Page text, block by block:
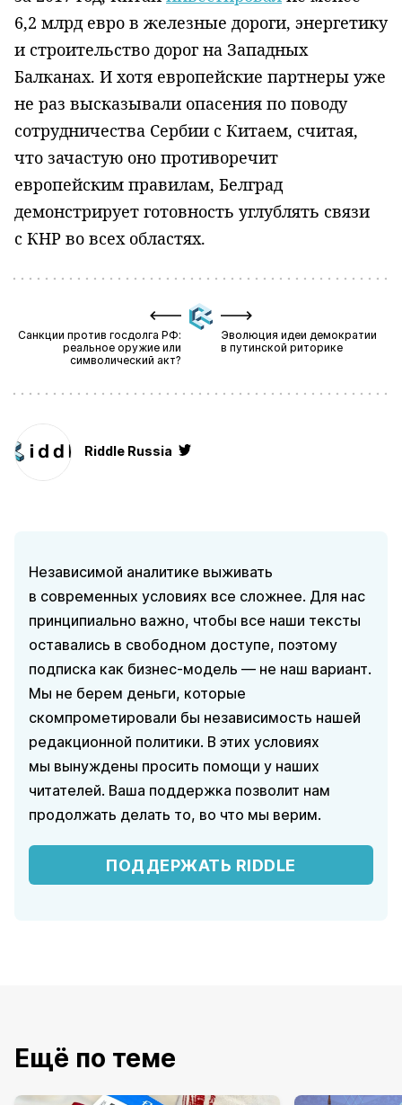
6,2 млрд евро в железные дороги, энергетику
и строительство дорог на Западных
Балканах. И хотя европейские партнеры уже
не раз высказывали опасения по поводу
сотрудничества Сербии с Китаем, считая,
что зачастую оно противоречит
европейским правилам, Белград
демонстрирует готовность углублять связи
с КНР во всех областях.
Санкции против госдолга РФ:
реальное оружие или
символический акт?
Эволюция идеи демократии
в путинской риторике
Riddle Russia
Независимой аналитике выживать
в современных условиях все сложнее. Для нас
принципиально важно, чтобы все наши тексты
оставались в свободном доступе, поэтому
подписка как бизнес-модель — не наш вариант.
Мы не берем деньги, которые
скомпрометировали бы независимость нашей
редакционной политики. В этих условиях
мы вынуждены просить помощи у наших
читателей. Ваша поддержка позволит нам
продолжать делать то, во что мы верим.
ПОДДЕРЖАТЬ RIDDLE
Ещё по теме